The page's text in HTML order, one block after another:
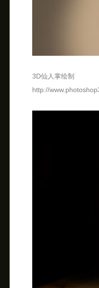
3D仙人掌绘制
http://